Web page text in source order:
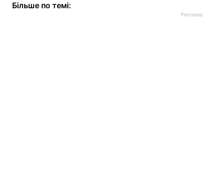
Більше по темі: